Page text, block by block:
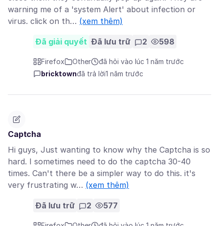
warning me of a 'system Alert' about infection or
virus. click on th… (xem thêm)
Đã giải quyết Đã lưu trữ 2 598
Firefox Other
đã hỏi vào lúc 1 năm trước
bricktownđã trả lời1 năm trước
Captcha
Hi guys, Just wanting to know why the Captcha is so
hard. I sometimes need to do the captcha 30-40
times. Can't there be a simpler way to do this. it's
very frustrating w… (xem thêm)
Đã lưu trữ 2 577